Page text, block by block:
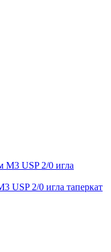
USP 2/0 игла таперкат